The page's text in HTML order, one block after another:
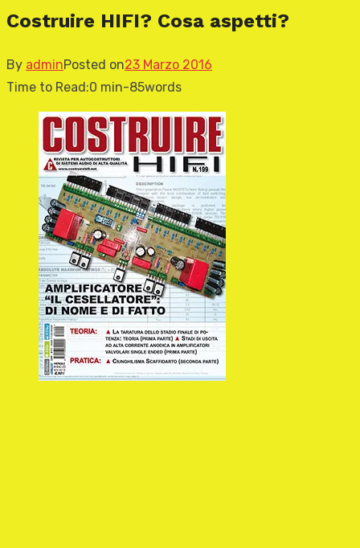
Costruire HIFI? Cosa aspetti?
By adminPosted on23 Marzo 2016
Time to Read:0 min-85words